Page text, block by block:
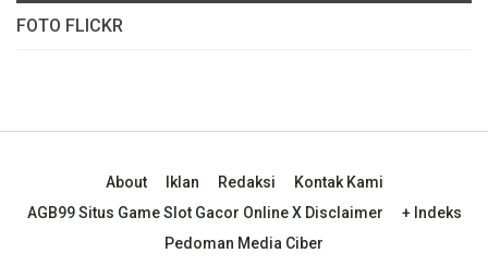
FOTO FLICKR
About Iklan Redaksi
Kontak Kami
AGB99 Situs Game Slot Gacor Online X Disclaimer
+ Indeks
Pedoman Media Ciber